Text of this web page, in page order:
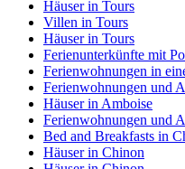
Häuser in Tours
Villen in Tours
Häuser in Tours
Ferienunterkünfte mit
Ferienwohnungen in
Ferienwohnungen und
Häuser in Amboise
Ferienwohnungen und
Bed and Breakfasts in
Häuser in Chinon